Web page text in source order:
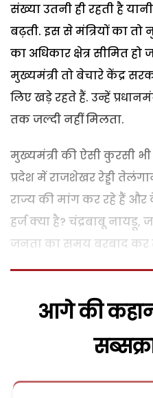
संख्या उतनी ही रहती है
बढ़ती. इस से मंत्रियों का
का अधिकार क्षेत्र सीमित हो
मुख्यमंत्री तो बेचारे केंद्र
लिए खड़े रहते हैं. उन्हें
तक जल्दी नहीं मिलता.
मुख्यमंत्री की ऐसी कुरसी
प्रदेश में राजशेखर रेड्डी
राज्य की मांग कर रहे हैं
हर्ज क्या है? चंद्रबाबू
जनता का समय बरबाद कर
आगे की